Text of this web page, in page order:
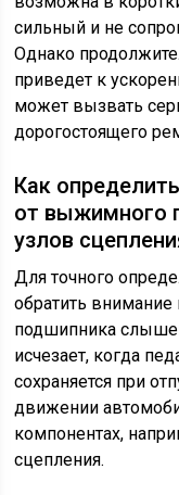
сильный и не
Однако
приведет к
может вызвать
дорогостоящего
Как
от выжимного
узлов
Для точного
обратить
подшипника
исчезает, когда
сохраняется при
движении
компонентах,
сцепления.